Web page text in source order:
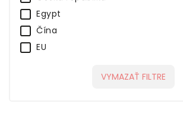
Egypt
Čína
EU
VYMAZAŤ FILTRE